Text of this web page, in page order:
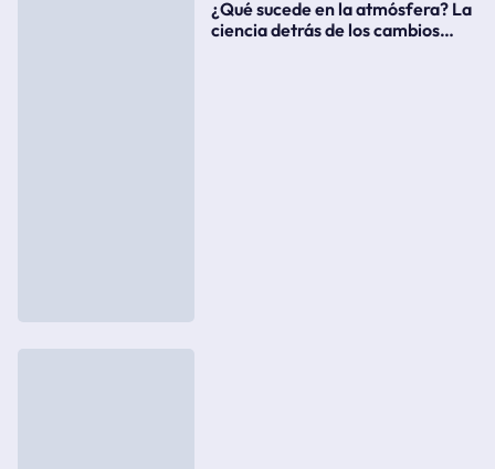
¿Qué sucede en la atmósfera? La
ciencia detrás de los cambios